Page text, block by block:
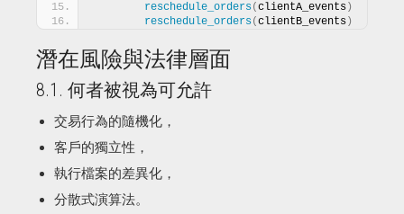
reschedule_orders( clientA_events )
reschedule_orders( clientB_events )
潛在風險與法律層面
8.1. 何者被視為可允許
交易行為的隨機化，
客戶的獨立性，
執行檔案的差異化，
分散式演算法。